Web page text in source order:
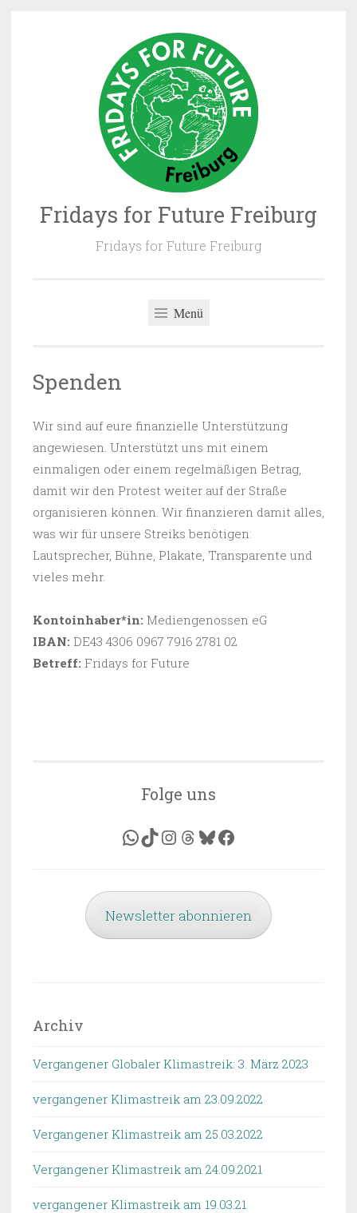
Fridays for Future Freiburg
Fridays for Future Freiburg
Menü
Spenden
Wir sind auf eure finanzielle Unterstützung
angewiesen. Unterstützt uns mit einem
einmaligen oder einem regelmäßigen Betrag,
damit wir den Protest weiter auf der Straße
organisieren können. Wir finanzieren damit alles,
was wir für unsere Streiks benötigen:
Lautsprecher, Bühne, Plakate, Transparente und
vieles mehr.
Kontoinhaber*in: Mediengenossen eG
IBAN: DE43 4306 0967 7916 2781 02
Betreff: Fridays for Future
Folge uns
WhatsApp
TikTok
Instagram
Threads
Bluesky
Facebook
Newsletter abonnieren
Archiv
Vergangener Globaler Klimastreik: 3. März 2023
vergangener Klimastreik am 23.09.2022
Vergangener Klimastreik am 25.03.2022
Vergangener Klimastreik am 24.09.2021
vergangener Klimastreik am 19.03.21